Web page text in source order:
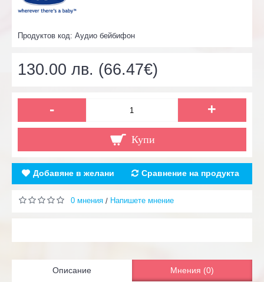
Продуктов код: Аудио бейбифон
130.00 лв. (66.47€)
- +
Купи
Добавяне в желани Сравнение на продукта
0 мнения / Напишете мнение
Описание Мнения (0)